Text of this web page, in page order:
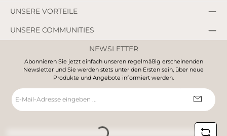
UNSERE COMMUNITIES
UNSERE VORTEILE
NEWSLETTER
Abonnieren Sie jetzt einfach unseren regelmäßig erscheinenden
Newsletter und Sie werden stets unter den Ersten sein, über neue
Produkte und Angebote informiert werden.
E-
Mail-
Adresse
Loading...